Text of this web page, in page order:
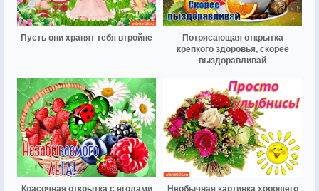
Пусть они хранят тебя втройне
Потрясающая открытка
крепкого здоровья, скорее
выздоравливай
Красочная открытка с ягодами Необычная картинка хорошего